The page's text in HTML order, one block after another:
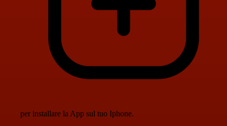
per installare la App sul tuo Iphone.